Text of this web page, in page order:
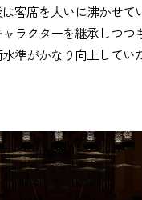
客席を大いに沸かせて
ラクターを継承しつつ
準がかなり向上してい